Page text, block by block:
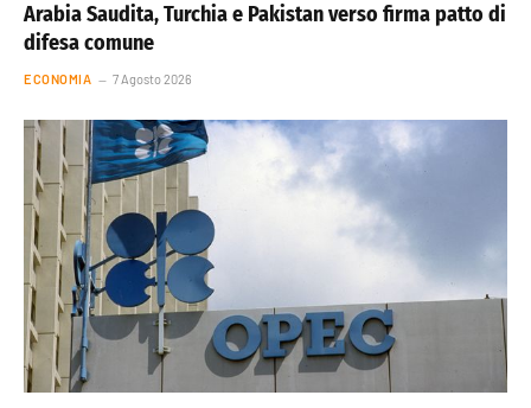
Arabia Saudita, Turchia e Pakistan verso firma patto di
difesa comune
ECONOMIA 7 Agosto 2026